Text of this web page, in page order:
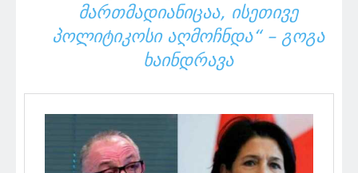
ᲛᲐᲠᲗᲛᲐᲓᲘᲐᲜᲘᲪᲐᲐ, ᲘᲡᲔᲗᲘᲕᲔ
ᲞᲝᲚᲘᲢᲘᲙᲝᲡᲘ ᲐᲦᲛᲝᲩᲜᲓᲐ“ – ᲒᲝᲒᲐ
ᲮᲐᲘᲜᲓᲠᲐᲕᲐ